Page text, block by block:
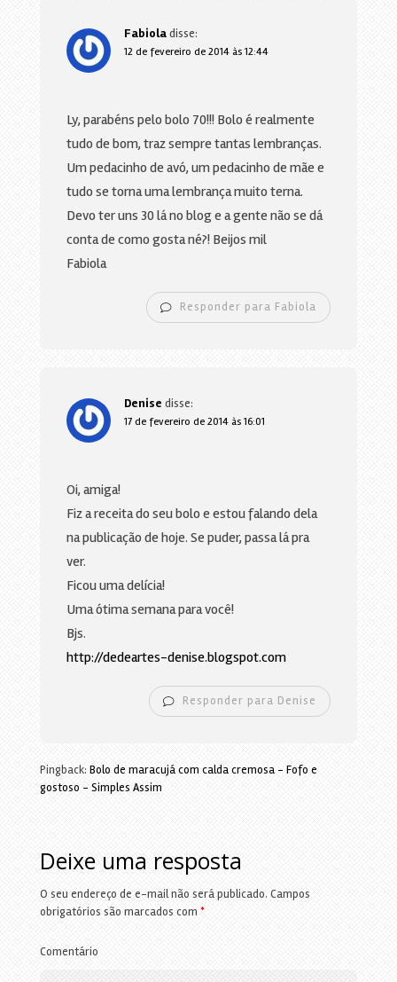
Fabioladisse:
12 de fevereiro de 2014 às 12:44
Ly, parabéns pelo bolo 70!!! Bolo é realmente
tudo de bom, traz sempre tantas lembranças.
Um pedacinho de avó, um pedacinho de mãe e
tudo se torna uma lembrança muito terna.
Devo ter uns 30 lá no blog e a gente não se dá
conta de como gosta né?! Beijos mil
Fabiola
Responder para Fabiola
Denise disse:
17 de fevereiro de 2014 às 16:01
Oi, amiga!
Fiz a receita do seu bolo e estou falando dela
na publicação de hoje. Se puder, passa lá pra
ver.
Ficou uma delícia!
Uma ótima semana para você!
Bjs.
http://dedeartes-denise.blogspot.com
Responder para Denise
Pingback: Bolo de maracujá com calda cremosa - Fofo e
gostoso - Simples Assim
Deixe uma resposta
O seu endereço de e-mail não será publicado. Campos
obrigatórios são marcados com *
Comentário